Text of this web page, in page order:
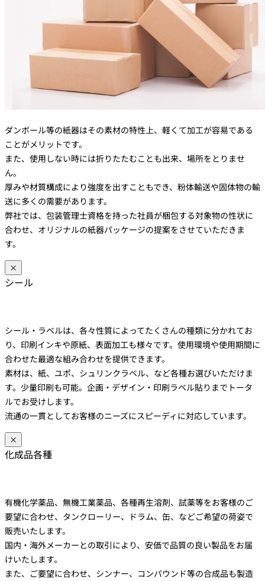
ダンボール等の紙器はその素材の特性上、軽くて加工が容易である
ことがメリットです。
また、使用しない時には折りたたむことも出来、場所をとりませ
ん。
厚みや材質構成により強度を出すこともでき、粉体輸送や固体物の輸
送に多くの需要があります。
弊社では、包装管理士資格を持った社員が梱包する対象物の性状に
合わせ、オリジナルの紙器パッケージの提案をさせていただきま
す。
×
シール
シール・ラベルは、各々性質によってたくさんの種類に分かれてお
り、印刷インキや原紙、表面加工も様々です。使用環境や使用期間に
合わせた最適な組み合わせを提供できます。
素材は、紙、ユポ、シュリンクラベル、など各種お選びいただけま
す。少量印刷も可能。企画・デザイン・印刷ラベル貼りまでトータ
ルでお受けします。
流通の一貫としてお客様のニーズにスピーディに対応しています。
×
化成品各種
有機化学薬品、無機工業薬品、各種再生溶剤、試薬等をお客様のご
要望に合わせ、タンクローリー、ドラム、缶、などご希望の荷姿で
販売いたします。
国内・海外メーカーとの取引により、安価で品質の良い製品をお届
けいたします。
また、ご要望に合わせ、シンナー、コンパウンド等の合成品も製造